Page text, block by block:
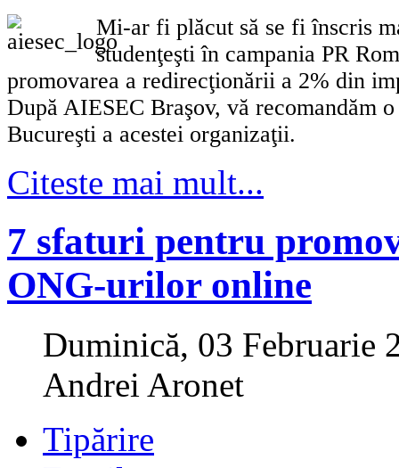
Mi-ar fi plăcut să se fi înscris
studenţeşti în campania PR
promovarea a redirecţionării a 2% din
După AIESEC Braşov, vă recomandăm
Bucureşti a acestei organizaţii.
Citeste mai mult...
7 sfaturi pentru
ONG-urilor online
Duminică, 03 Februarie
Andrei Aronet
Tipărire